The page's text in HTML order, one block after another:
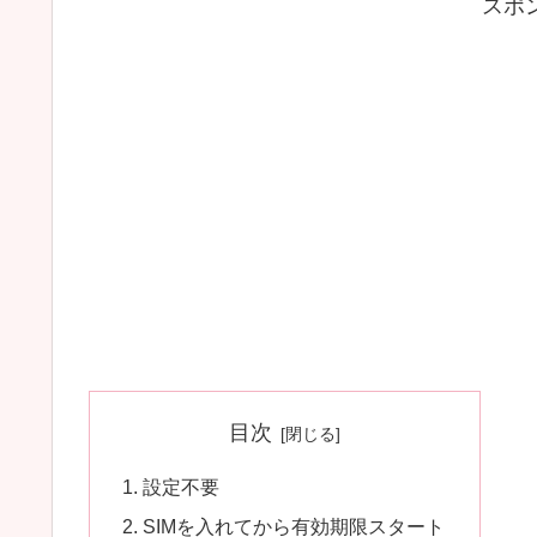
スポ
目次
設定不要
SIMを入れてから有効期限スタート